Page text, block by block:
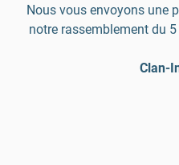
Nous vous envoyons une
notre rassemblement du
Clan-